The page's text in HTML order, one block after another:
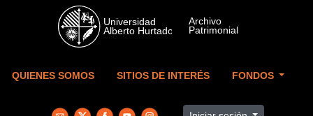
Skip to main content
QUIENES SOMOS SITIOS DE INTERÉS FONDOS